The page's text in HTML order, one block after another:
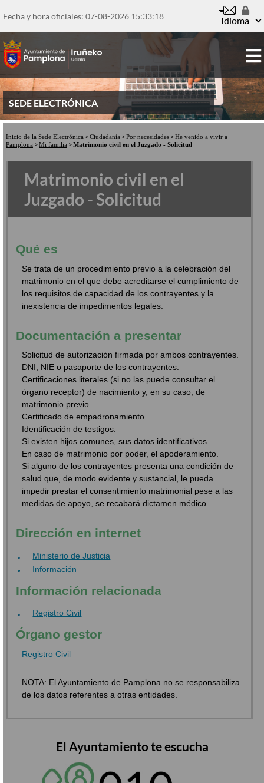
al
principal
Fecha y hora oficiales: 07-08-2026 15:33:18 Idioma
SEDE ELECTRÓNICA
Inicio de la Sede Electrónica Ciudadanía Por necesidades
He venido a vivir a
Pamplona
Mi familia Matrimonio civil en el Juzgado - Solicitud
Matrimonio civil en el
Juzgado - Solicitud
Qué es
Se trata de un procedimiento previo a la celebración del
matrimonio en el que debe acreditarse el cumplimiento de
los requisitos de capacidad de los contrayentes y la
inexistencia de impedimentos legales.
Documentación a presentar
Solicitud de autorización firmada por ambos contrayentes.
DNI, NIE o pasaporte de los contrayentes.
Certificaciones literales (si no las puede consultar el
órgano receptor) de nacimiento y, en su caso, de
matrimonio previo.
Certificado de empadronamiento.
Identificación de testigos.
Si existen hijos comunes, sus datos identificativos.
En caso de matrimonio por poder, el apoderamiento.
Si alguno de los contrayentes presenta una condición de
salud que, de modo evidente y sustancial, le pueda
impedir prestar el consentimiento matrimonial pese a las
medidas de apoyo, se recabará dictamen médico.
Dirección en internet
Ministerio de Justicia
Información
Información relacionada
Registro Civil
Órgano gestor
Registro Civil
NOTA: El Ayuntamiento de Pamplona no se responsabiliza
de los datos referentes a otras entidades.
El Ayuntamiento te escucha